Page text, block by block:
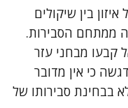
בין שיקולים
ממתחם הסבירות.
קבעו מבחני עזר
כי אין מדובר
בבחינת סבירותו של